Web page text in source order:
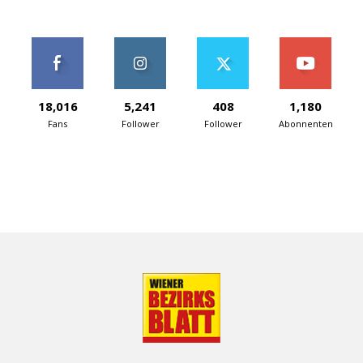
18,016
Fans
5,241
Follower
408
Follower
1,180
Abonnenten